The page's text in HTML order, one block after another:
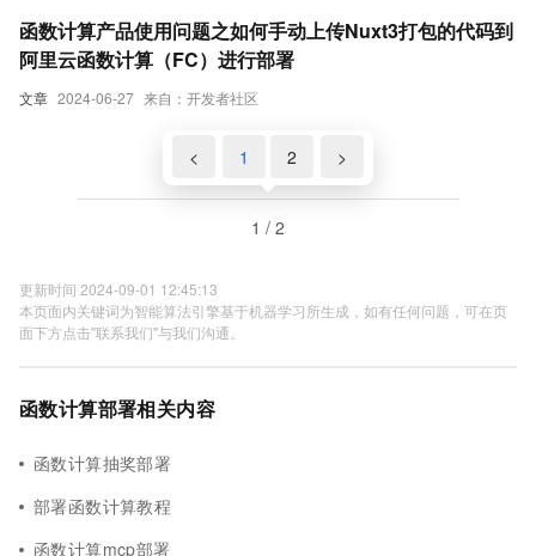
文章 2024-06-27 来自：开发者社区
函数计算产品使用问题之如何手动上传Nuxt3打包的代码到
阿里云函数计算（FC）进行部署
< 1 2 >
1 / 2
更新时间 2024-09-01 12:45:13
本页面内关键词为智能算法引擎基于机器学习所生成，如有任何问题，可在页
面下方点击"联系我们"与我们沟通。
函数计算部署相关内容
函数计算抽奖部署
部署函数计算教程
函数计算mcp部署